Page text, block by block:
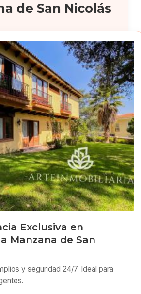
de San Nicolás
Exclusiva en
Manzana de San
y seguridad 24/7. Ideal para